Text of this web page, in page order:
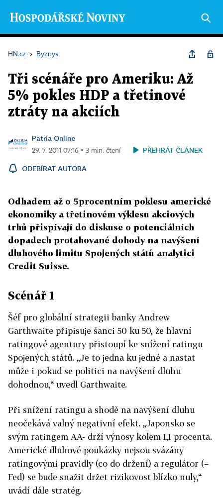
HN.cz › Byznys
Tři scénáře pro Ameriku: Až
5% pokles HDP a třetinové
ztráty na akciích
Patria Online
29. 7. 2011 07:16 ▪ 3 min. čtení PŘEHRÁT ČLÁNEK
ODEBÍRAT AUTORA
Odhadem až o 5procentním poklesu americké
ekonomiky a třetinovém výklesu akciových
trhů přispívají do diskuse o potenciálních
dopadech protahované dohody na navýšení
dluhového limitu Spojených států analytici
Credit Suisse.
Scénář 1
Šéf pro globální strategii banky Andrew
Garthwaite připisuje šanci 50 ku 50, že hlavní
ratingové agentury přistoupí ke snížení ratingu
Spojených států. „Je to jedna ku jedné a nastat
může i pokud se politici na navýšení dluhu
dohodnou,“ uvedl Garthwaite.
Při snížení ratingu a shodě na navýšení dluhu
neočekává valný negativní efekt. „Japonsko se
svým ratingem AA- drží výnosy kolem 1,1 procenta.
Americké dluhové poukázky nejsou svázány
ratingovými pravidly (co do držení) a regulátor (=
Fed) se bude snažit držet rizikovost blízko nuly,“
uvádí dále stratég.